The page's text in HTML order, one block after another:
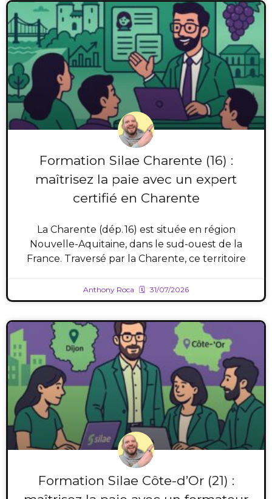
Formation Silae Charente (16) :
maîtrisez la paie avec un expert
certifié en Charente
La Charente (dép. 16) est située en région
Nouvelle-Aquitaine, dans le sud-ouest de la
France. Traversé par la Charente, ce territoire
Anthony Roca 31/07/2026
Formation Silae Côte-d’Or (21) :